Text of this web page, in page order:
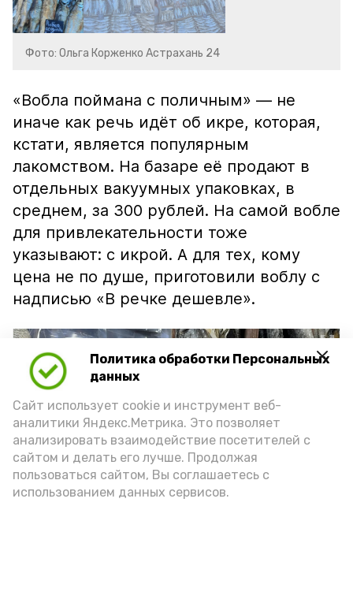
Политика обработки Персональных
данных
Сайт использует cookie и инструмент веб-
аналитики Яндекс.Метрика. Это позволяет
анализировать взаимодействие посетителей с
сайтом и делать его лучше. Продолжая
пользоваться сайтом, Вы соглашаетесь с
использованием данных сервисов.
Фото: Ольга Корженко Астрахань 24
«Вобла поймана с поличным» — не
иначе как речь идёт об икре, которая,
кстати, является популярным
лакомством. На базаре её продают в
отдельных вакуумных упаковках, в
среднем, за 300 рублей. На самой вобле
для привлекательности тоже
указывают: с икрой. А для тех, кому
цена не по душе, приготовили воблу с
надписью «В речке дешевле».